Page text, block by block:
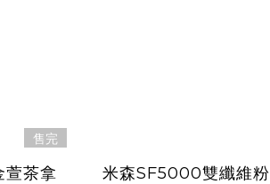
售完
萱茶拿
米森SF5000雙纖維粉